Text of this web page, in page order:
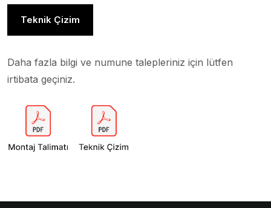
Teknik Çizim
Daha fazla bilgi ve numune talepleriniz için lütfen
irtibata geçiniz.